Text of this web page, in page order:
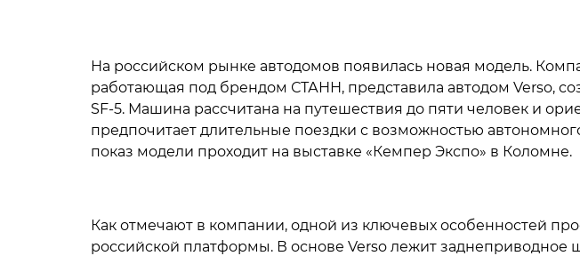
На российском рынке автодомов появилась новая модель.
работающая под брендом СТАНН, представила автодом Verso,
SF-5. Машина рассчитана на путешествия до пяти человек и
предпочитает длительные поездки с возможностью
показ модели проходит на выставке «Кемпер Экспо» в Коломне.
Как отмечают в компании, одной из ключевых особенностей
российской платформы. В основе Verso лежит заднеприводное